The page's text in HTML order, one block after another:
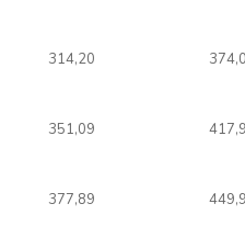
314,20
351,09
377,89